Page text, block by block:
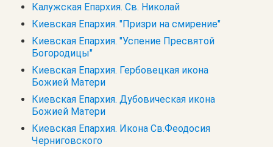
Калужская Епархия. Св. Николай
Киевская Епархия. "Призри на смирение"
Киевская Епархия. "Успение Пресвятой
Богородицы"
Киевская Епархия. Гербовецкая икона
Божией Матери
Киевская Епархия. Дубовическая икона
Божией Матери
Киевская Епархия. Икона Св.Феодосия
Черниговского